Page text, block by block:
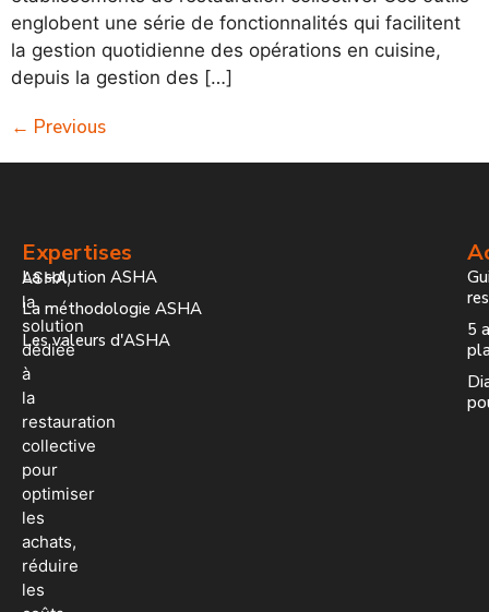
englobent une série de fonctionnalités qui facilitent
la gestion quotidienne des opérations en cuisine,
depuis la gestion des […]
← Previous
ASHA,
la
solution
dédiée
à
la
restauration
collective
pour
optimiser
les
achats,
réduire
les
Expertises
La solution ASHA
La méthodologie ASHA
Les valeurs d'ASHA
5